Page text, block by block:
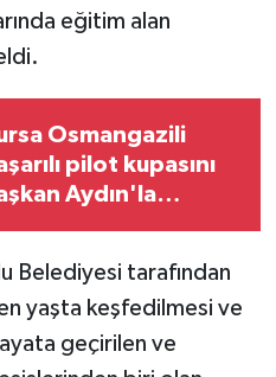
eğitim alan
Osmangazili
pilot kupasını
Aydın'la
Belediyesi tarafından
yaşta keşfedilmesi ve
geçirilen ve